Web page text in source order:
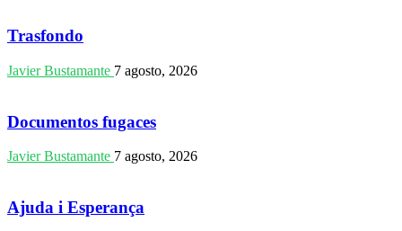
Trasfondo
Javier Bustamante 7 agosto, 2026
Documentos fugaces
Javier Bustamante 7 agosto, 2026
Ajuda i Esperança